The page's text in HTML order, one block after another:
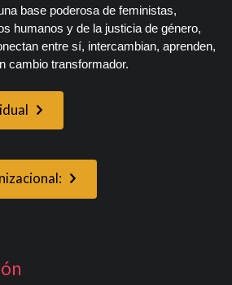
base poderosa de feministas,
humanos y de la justicia de género,
entre sí, intercambian, aprenden,
cambio transformador.